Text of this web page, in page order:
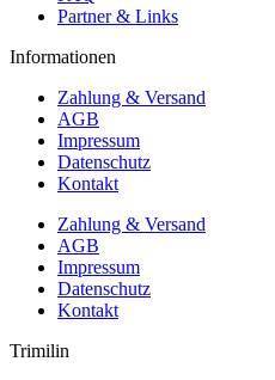
Partner & Links
Informationen
Zahlung & Versand
AGB
Impressum
Datenschutz
Kontakt
Zahlung & Versand
AGB
Impressum
Datenschutz
Kontakt
Trimilin